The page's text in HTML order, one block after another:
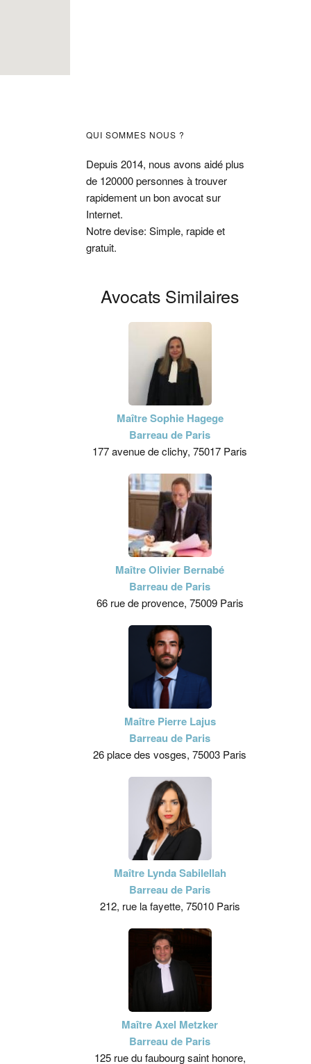
Barre
latérale
principale
QUI SOMMES NOUS ?
Depuis 2014, nous avons aidé plus
de 120000 personnes à trouver
rapidement un bon avocat sur
Internet.
Notre devise: Simple, rapide et
gratuit.
Avocats Similaires
Maître Sophie Hagege
Barreau de Paris
177 avenue de clichy, 75017 Paris
Maître Olivier Bernabé
Barreau de Paris
66 rue de provence, 75009 Paris
Maître Pierre Lajus
Barreau de Paris
26 place des vosges, 75003 Paris
Maître Lynda Sabilellah
Barreau de Paris
212, rue la fayette, 75010 Paris
Maître Axel Metzker
Barreau de Paris
125 rue du faubourg saint honore,